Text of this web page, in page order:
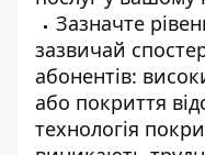
Зазначте
зазвичай
абонентів:
або покриття
технологія